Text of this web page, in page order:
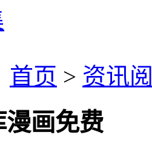
首页 > 资讯
画免费